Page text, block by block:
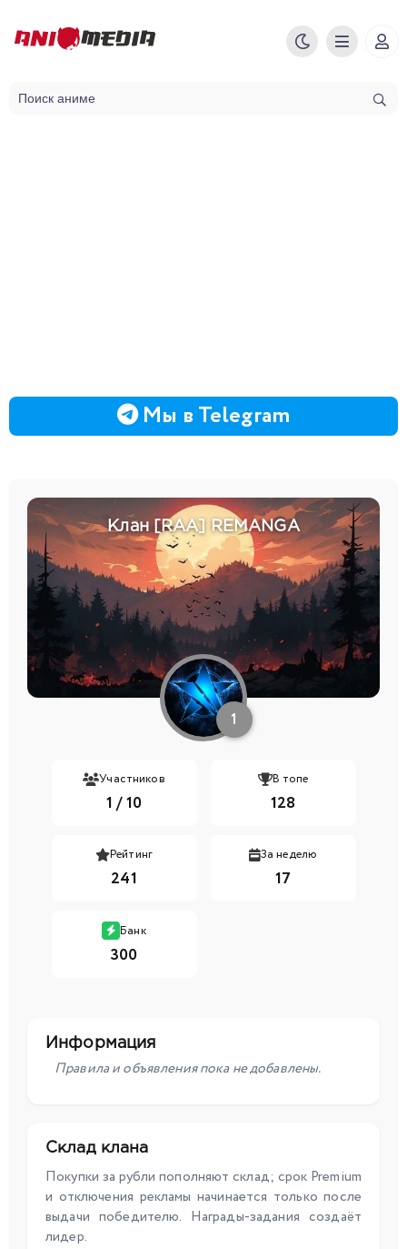
Мы в Telegram
Клан [RAA] REMANGA
1
Участников
1 / 10
В топе
128
Рейтинг
241
За неделю
17
Банк
300
Информация
Правила и объявления пока не добавлены.
Склад клана
Покупки за рубли пополняют склад; срок Premium
и отключения рекламы начинается только после
выдачи победителю. Награды-задания создаёт
лидер.